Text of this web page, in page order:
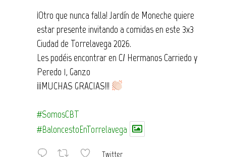
¡Otro que nunca falla! Jardín de Moneche quiere
estar presente invitando a comidas en este 3x3
Ciudad de Torrelavega 2026.
Les podéis encontrar en C/ Hermanos Carriedo y
Peredo 1, Ganzo
¡¡¡MUCHAS GRACIAS!!!
#SomosCBT
#BaloncestoEnTorrelavega
Twitter